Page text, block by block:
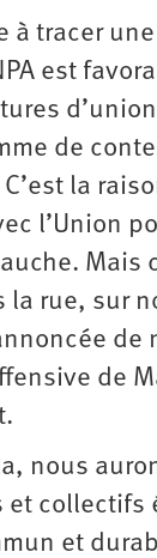
à tracer
est
de
la
l’Union
Mais
la rue, sur
de
nous
et collectifs
et